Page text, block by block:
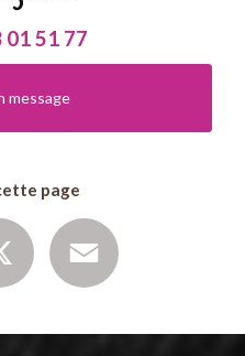
01 51 77
message
page